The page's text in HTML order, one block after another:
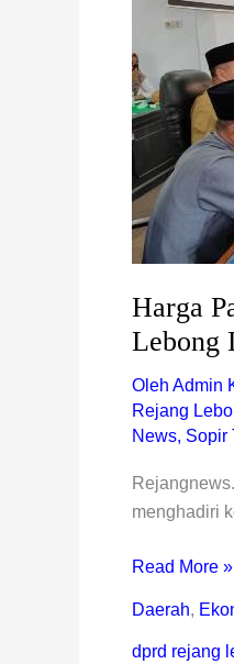
Harga
Lebong
Oleh Admin
Rejang
News, Sopir
menghadiri
Tambang
Hearing
Ke
DPRD
Rejang
Lebong
Dihadiri
Wakapolres
Read More »
Daerah,
dprd rejang